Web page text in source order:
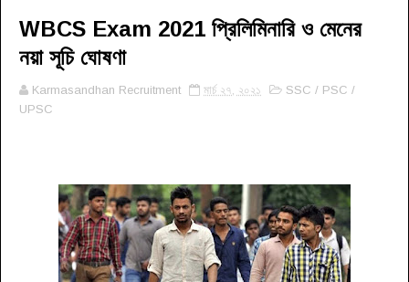
WBCS Exam 2021 প্রিলিমিনারি ও মেনের
নয়া সূচি ঘোষণা
Karmasandhan Recruitment মার্চ ২৭, ২০২১
SSC / PSC /
UPSC